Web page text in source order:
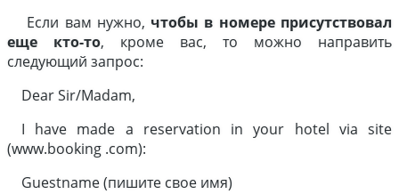
Если вам нужно, чтобы в номере присутствовал
еще кто-то, кроме вас, то можно направить
следующий запрос:
Dear Sir/Madam,
I have made a reservation in your hotel via site
(www.booking .com):
Guestname (пишите свое имя)